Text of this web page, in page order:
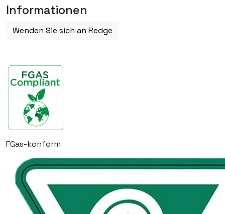
Informationen
Wenden Sie sich an Redge
FGas-konform